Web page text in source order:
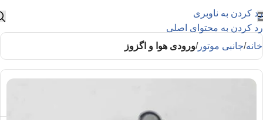
رد کردن به ناوبری
رد کردن به محتوای اصلی
خانه جانبی موتور ورودی هوا و اگزوز